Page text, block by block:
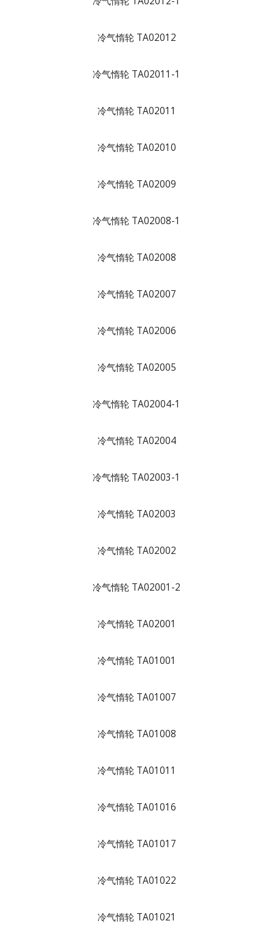
冷气惰轮 TA02012
冷气惰轮 TA02011-1
冷气惰轮 TA02011
冷气惰轮 TA02010
冷气惰轮 TA02009
冷气惰轮 TA02008-1
冷气惰轮 TA02008
冷气惰轮 TA02007
冷气惰轮 TA02006
冷气惰轮 TA02005
冷气惰轮 TA02004-1
冷气惰轮 TA02004
冷气惰轮 TA02003-1
冷气惰轮 TA02003
冷气惰轮 TA02002
冷气惰轮 TA02001-2
冷气惰轮 TA02001
冷气惰轮 TA01001
冷气惰轮 TA01007
冷气惰轮 TA01008
冷气惰轮 TA01011
冷气惰轮 TA01016
冷气惰轮 TA01017
冷气惰轮 TA01022
冷气惰轮 TA01021